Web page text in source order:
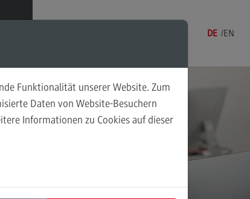
DE EN
Funktionalität unserer Website. Zum
Daten von Website-Besuchern
Informationen zu Cookies auf dieser